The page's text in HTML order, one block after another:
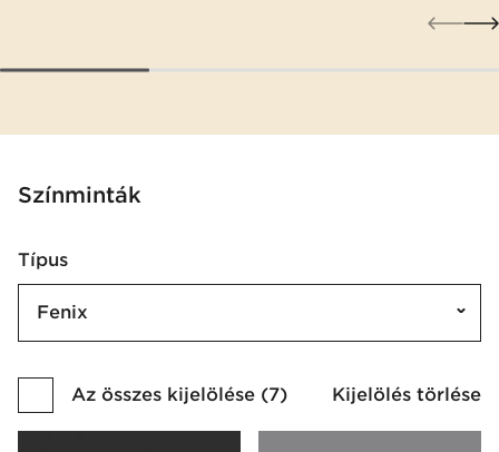
Színminták
Típus
Fenix
Az összes kijelölése (7) Kijelölés törlése